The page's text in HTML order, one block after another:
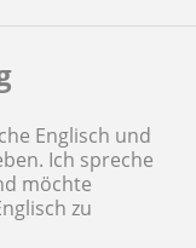
Englisch und
Ich spreche
möchte
zu